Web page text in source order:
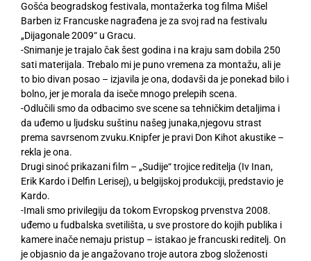
Gošća beogradskog festivala, montažerka tog filma Mišel
Barben iz Francuske nagrađena je za svoj rad na festivalu
„Dijagonale 2009“ u Gracu.
-Snimanje je trajalo čak šest godina i na kraju sam dobila 250
sati materijala. Trebalo mi je puno vremena za montažu, ali je
to bio divan posao – izjavila je ona, dodavši da je ponekad bilo i
bolno, jer je morala da iseče mnogo prelepih scena.
-Odlučili smo da odbacimo sve scene sa tehničkim detaljima i
da uđemo u ljudsku suštinu našeg junaka,njegovu strast
prema savrsenom zvuku.Knipfer je pravi Don Kihot akustike –
rekla je ona.
Drugi sinoć prikazani film – „Sudije“ trojice reditelja (Iv Inan,
Erik Kardo i Delfin Lerisej), u belgijskoj produkciji, predstavio je
Kardo.
-Imali smo privilegiju da tokom Evropskog prvenstva 2008.
uđemo u fudbalska svetilišta, u sve prostore do kojih publika i
kamere inače nemaju pristup – istakao je francuski reditelj. On
je objasnio da je angažovano troje autora zbog složenosti